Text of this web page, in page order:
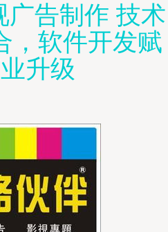
广告制作 技术
，软件开发赋
升级